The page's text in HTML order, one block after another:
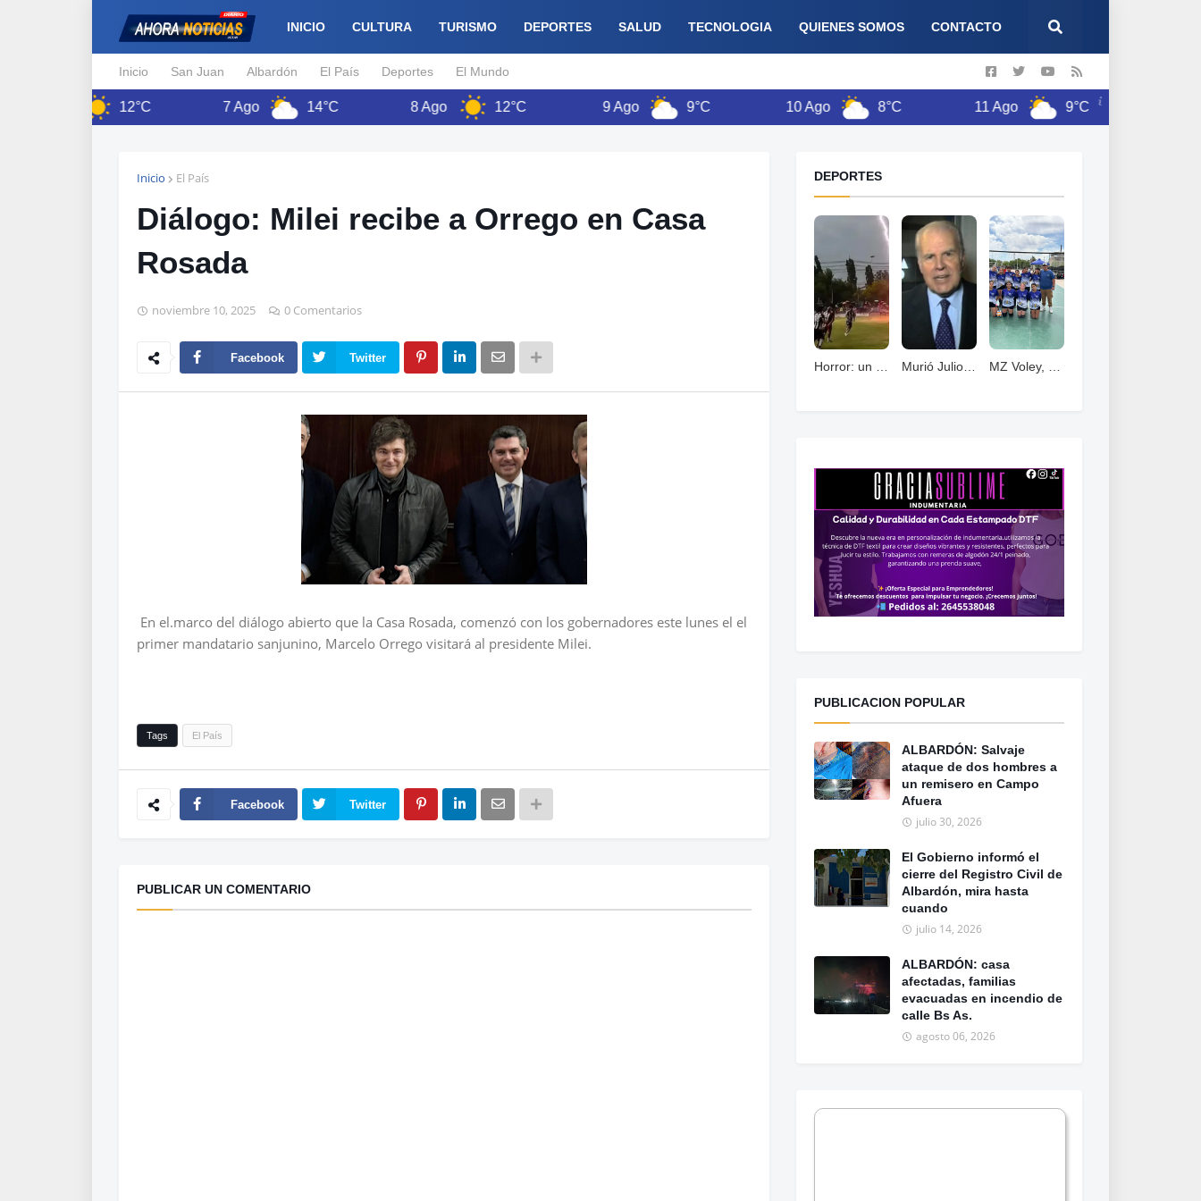
INICIO CULTURA TURISMO DEPORTES SALUD TECNOLOGIA QUIENES SOMOS CONTACTO
Inicio San Juan Albardón El País Deportes El Mundo
12°C 14°C 12°C 9°C 10 Ago 8°C 11 Ago 9°C
Inicio El País
Diálogo: Milei recibe a Orrego en Casa
Rosada
noviembre 10, 2025 0 Comentarios
Facebook Twitter
En el.marco del diálogo abierto que la Casa Rosada, comenzó con los gobernadores este lunes el el
primer mandatario sanjunino, Marcelo Orrego visitará al presidente Milei.
Tags El País
Facebook Twitter
PUBLICAR UN COMENTARIO
DEPORTES
PUBLICACION POPULAR
ALBARDÓN: Salvaje
ataque de dos hombres a
un remisero en Campo
Afuera
julio 30, 2026
El Gobierno informó el
cierre del Registro Civil de
Albardón, mira hasta
cuando
julio 14, 2026
ALBARDÓN: casa
afectadas, familias
evacuadas en incendio de
calle Bs As.
agosto 06, 2026